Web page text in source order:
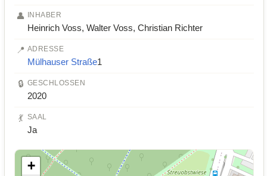
👤 INHABER
Heinrich Voss, Walter Voss, Christian Richter
📍 ADRESSE
Mülhauser Straße1
🔒 GESCHLOSSEN
2020
💃 SAAL
Ja
+